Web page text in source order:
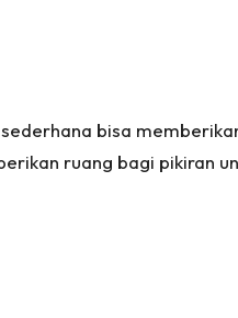
bisa
ruang bagi pikiran